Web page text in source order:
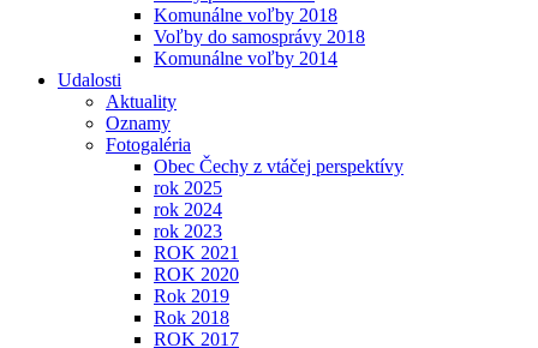
Komunálne voľby 2018
Voľby do samosprávy 2018
Komunálne voľby 2014
Udalosti
Aktuality
Oznamy
Fotogaléria
Obec Čechy z vtáčej perspektívy
rok 2025
rok 2024
rok 2023
ROK 2021
ROK 2020
Rok 2019
Rok 2018
ROK 2017